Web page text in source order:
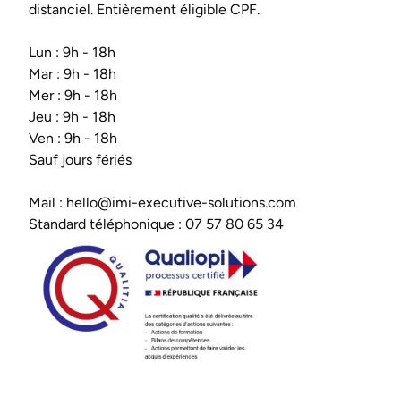
distanciel. Entièrement éligible CPF.
Lun : 9h - 18h
Mar : 9h - 18h
Mer : 9h - 18h
Jeu : 9h - 18h
Ven : 9h - 18h
Sauf jours fériés
Mail : hello@imi-executive-solutions.com
Standard téléphonique : 07 57 80 65 34